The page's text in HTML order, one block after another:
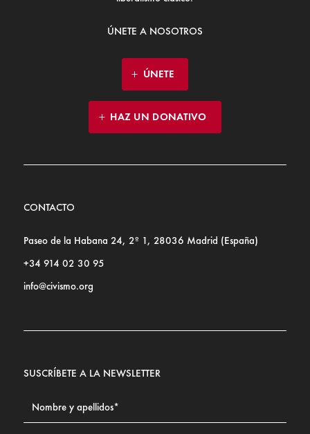
ÚNETE A NOSOTROS
ÚNETE
HAZ UN DONATIVO
CONTACTO
Paseo de la Habana 24, 2º 1, 28036 Madrid (España)
+34 914 02 30 95
info@civismo.org
SUSCRÍBETE A LA NEWSLETTER